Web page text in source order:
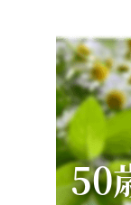
50